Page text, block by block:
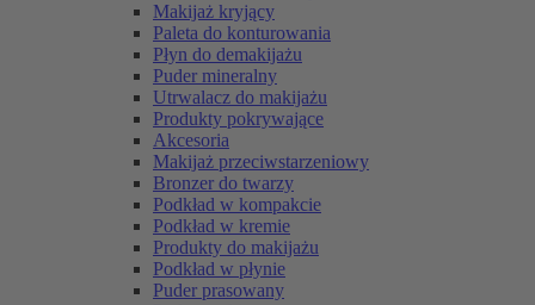
Makijaż kryjący
Paleta do konturowania
Płyn do demakijażu
Puder mineralny
Utrwalacz do makijażu
Produkty pokrywające
Akcesoria
Makijaż przeciwstarzeniowy
Bronzer do twarzy
Podkład w kompakcie
Podkład w kremie
Produkty do makijażu
Podkład w płynie
Puder prasowany